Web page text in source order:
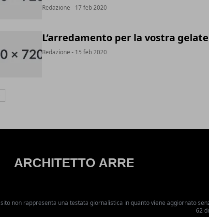
Redazione - 17 feb 2020
L’arredamento per la vostra
Redazione - 15 feb 2020
Precedente
Successivo
non rappresenta una testata giornalistica in quanto viene aggiornato
62